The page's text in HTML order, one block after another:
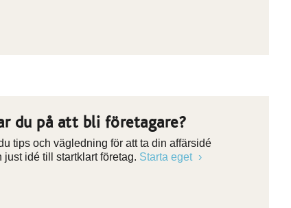
du på att bli företagare?
tips och vägledning för att ta din affärsidé
just idé till startklart företag. Starta eget